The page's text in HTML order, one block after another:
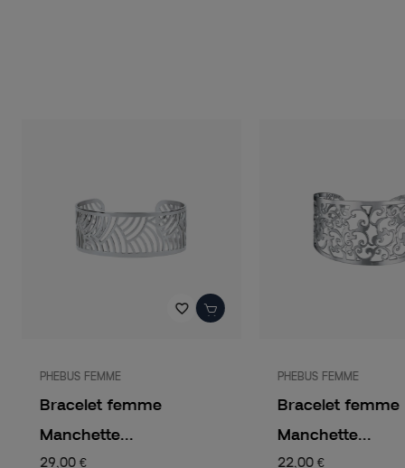
favorite_border
PHEBUS FEMME
Bracelet femme
Manchette...
29,00 €
PHEBUS FEMME
Bracelet femme
Manchette...
22,00 €